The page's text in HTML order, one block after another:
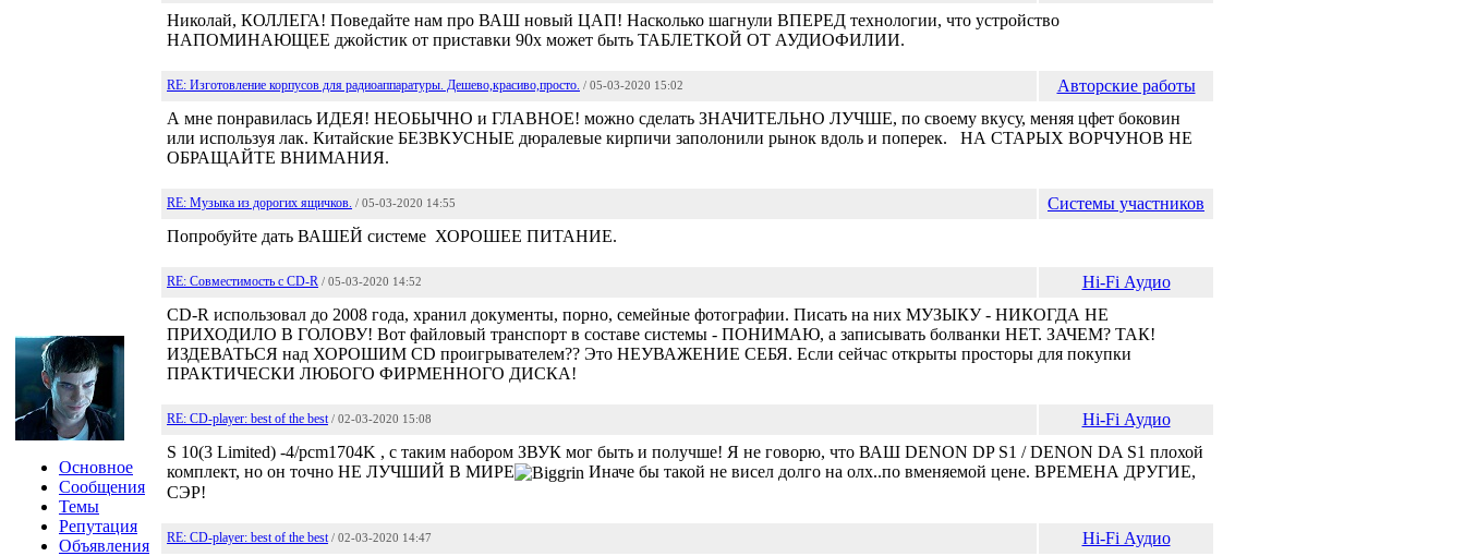
Основное
Сообщения
Темы
Репутация
Объявления
Николай, КОЛЛЕГА! Поведайте нам про ВАШ новый ЦАП! Насколько шагнули ВПЕРЕД технологии, что устройство
НАПОМИНАЮЩЕЕ джойстик от приставки 90х может быть ТАБЛЕТКОЙ ОТ АУДИОФИЛИИ.
RE: Изготовление корпусов для радиоаппаратуры. Дешево,красиво,просто. / 05-03-2020 15:02
Авторские работы
А мне понравилась ИДЕЯ! НЕОБЫЧНО и ГЛАВНОЕ! можно сделать ЗНАЧИТЕЛЬНО ЛУЧШЕ, по своему вкусу, меняя цфет боковин
или используя лак. Китайские БЕЗВКУСНЫЕ дюралевые кирпичи заполонили рынок вдоль и поперек. НА СТАРЫХ ВОРЧУНОВ НЕ
ОБРАЩАЙТЕ ВНИМАНИЯ.
RE: Музыка из дорогих ящичков. / 05-03-2020 14:55
Системы участников
Попробуйте дать ВАШЕЙ системе ХОРОШЕЕ ПИТАНИЕ.
RE: Совместимость с CD-R / 05-03-2020 14:52
Hi-Fi Аудио
CD-R использовал до 2008 года, хранил документы, порно, семейные фотографии. Писать на них МУЗЫКУ - НИКОГДА НЕ
ПРИХОДИЛО В ГОЛОВУ! Вот файловый транспорт в составе системы - ПОНИМАЮ, а записывать болванки НЕТ. ЗАЧЕМ? ТАК!
ИЗДЕВАТЬСЯ над ХОРОШИМ CD проигрывателем?? Это НЕУВАЖЕНИЕ СЕБЯ. Если сейчас открыты просторы для покупки
ПРАКТИЧЕСКИ ЛЮБОГО ФИРМЕННОГО ДИСКА!
RE: CD-player: best of the best / 02-03-2020 15:08
Hi-Fi Аудио
S 10(3 Limited) -4/pcm1704K , с таким набором ЗВУК мог быть и получше! Я не говорю, что ВАШ DENON DP S1 / DENON DA S1 плохой
комплект, но он точно НЕ ЛУЧШИЙ В МИРЕ
Иначе бы такой не висел долго на олх..по вменяемой цене. ВРЕМЕНА ДРУГИЕ,
СЭР!
RE: CD-player: best of the best / 02-03-2020 14:47
Hi-Fi Аудио